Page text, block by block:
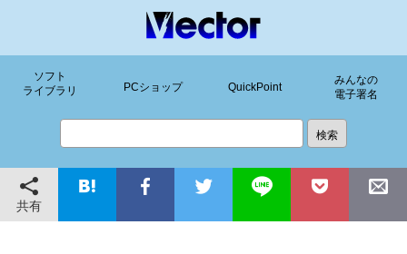
ソフト
ライブラリ
PCショップ QuickPoint
みんなの
電子署名
共有